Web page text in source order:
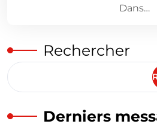
Dans…
Rechercher
Derniers